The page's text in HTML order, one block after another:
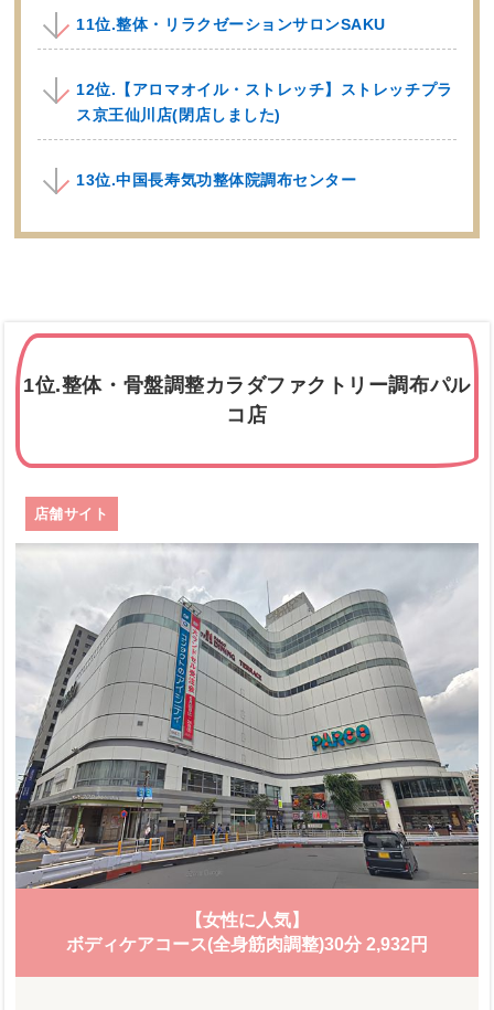
11位.整体・リラクゼーションサロンSAKU
12位.【アロマオイル・ストレッチ】ストレッチプラ
ス京王仙川店(閉店しました)
13位.中国長寿気功整体院調布センター
1位.整体・骨盤調整カラダファクトリー調布パル
コ店
店舗サイト
【女性に人気】
ボディケアコース(全身筋肉調整)30分 2,932円